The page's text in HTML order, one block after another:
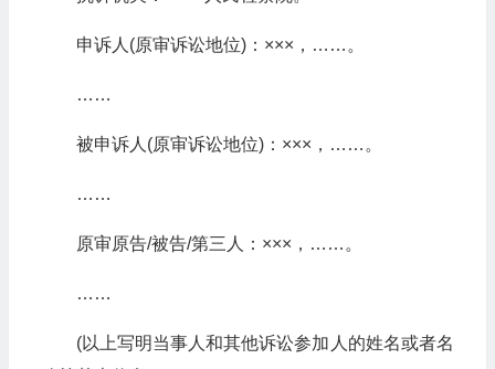
申诉人(原审诉讼地位)：×××，……。
……
被申诉人(原审诉讼地位)：×××，……。
……
原审原告/被告/第三人：×××，……。
……
(以上写明当事人和其他诉讼参加人的姓名或者名